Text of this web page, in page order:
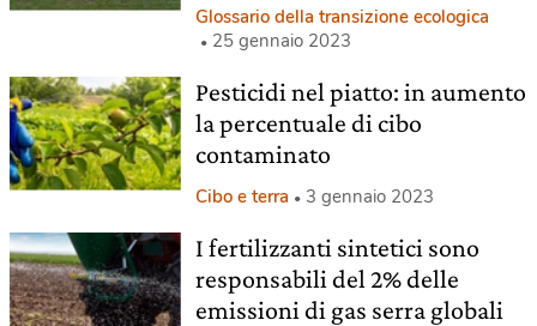
Glossario della transizione ecologica
25 gennaio 2023
Pesticidi nel piatto: in aumento
la percentuale di cibo
contaminato
Cibo e terra 3 gennaio 2023
I fertilizzanti sintetici sono
responsabili del 2% delle
emissioni di gas serra globali